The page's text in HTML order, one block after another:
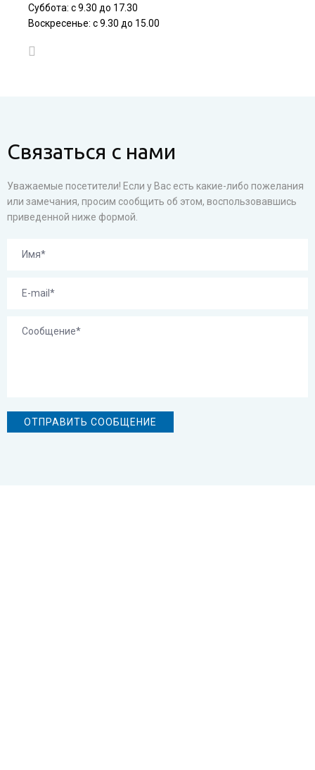
Суббота: с 9.30 до 17.30
Воскресенье: с 9.30 до 15.00
Связаться с нами
Уважаемые посетители! Если у Вас есть какие-либо пожелания
или замечания, просим сообщить об этом, воспользовавшись
приведенной ниже формой.